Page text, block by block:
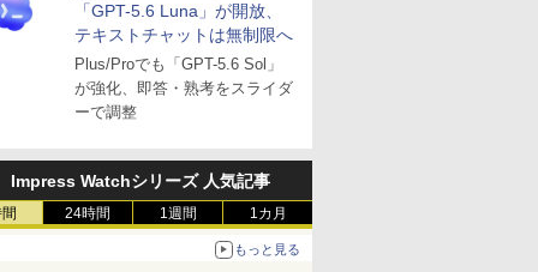
「GPT-5.6 Luna」が開放、
テキストチャットは無制限へ
Plus/Proでも「GPT-5.6 Sol」
が強化、即答・熟考をスライダ
ーで調整
Impress Watchシリーズ 人気記事
24時間 1週間 1カ月
もっと見る